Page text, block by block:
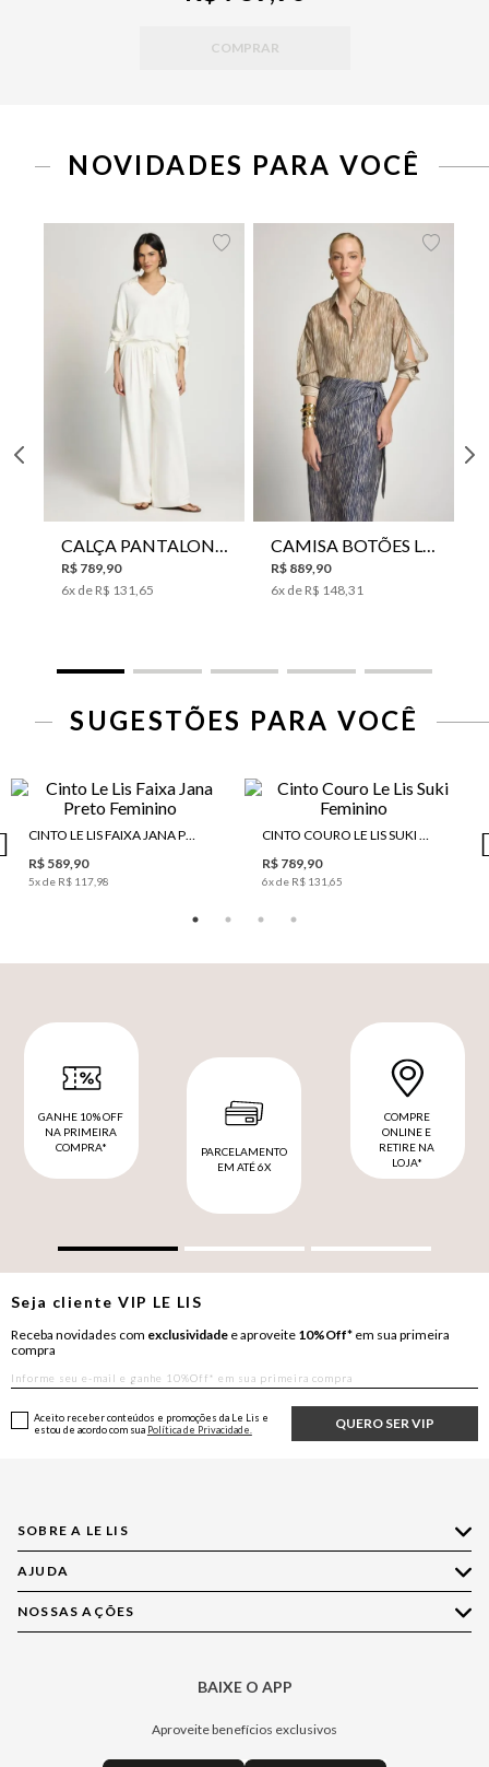
COMPRAR
NOVIDADES PARA VOCÊ
CALÇA PANTALONA LE LIS HORI FEMININA
R$ 789,90
6x de R$ 131,65
CAMISA BOTÕES LE LIS YANNA FEMININA
R$ 889,90
6x de R$ 148,31
SUGESTÕES PARA VOCÊ
CINTO LE LIS FAIXA JANA PRETO FEMININO
R$ 589,90
5x de R$ 117,98
CINTO COURO LE LIS SUKI FEMININO
R$ 789,90
6x de R$ 131,65
GANHE 10% OFF
NA PRIMEIRA
COMPRA*
PARCELAMENTO
EM ATÉ 6X
COMPRE
ONLINE E
RETIRE NA
LOJA*
Seja clienteVIP LE LIS
Receba novidades com exclusividade e aproveite 10%Off* em sua primeira
compra
QUERO SER VIP
Aceito receber conteúdos e promoções da Le Lis e
estou de acordo com sua Política de Privacidade.
SOBRE A LE LIS
Quem Somos
Nossas Lojas
Política de Privacidade
AJUDA
Compre pelo WhatsApp
Central de Relacionamento
NOSSAS AÇÕES
BAIXE O APP
Aproveite benefícios exclusivos